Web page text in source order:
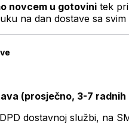
novcem u gotovini tek
na dan dostave sa svim
(prosječno, 3-7 radnih
dostavnoj službi, na